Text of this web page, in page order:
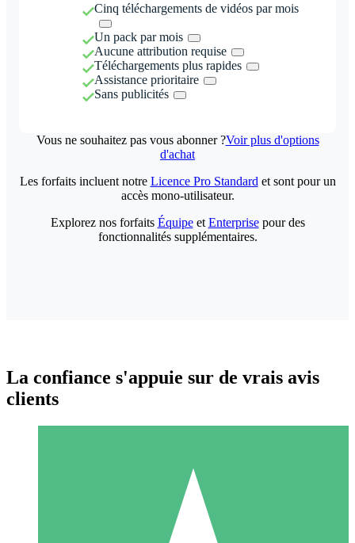
Cinq téléchargements de vidéos par mois
Un pack par mois
Aucune attribution requise
Téléchargements plus rapides
Assistance prioritaire
Sans publicités
Vous ne souhaitez pas vous abonner ?Voir plus d'options
d'achat
Packs de Crédits Individuels
Les forfaits incluent notre Licence Pro Standard et sont pour un
accès mono-utilisateur.
Explorez nos forfaits Équipeet Enterprisepour des
fonctionnalités supplémentaires.
La confiance s'appuie sur de vrais avis
clients